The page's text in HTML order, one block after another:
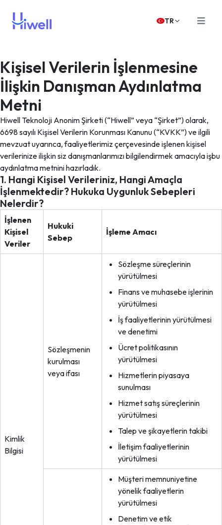
TR
Kişisel Verilerin İşlenmesine
İlişkin Danışman Aydınlatma
Metni
Hiwell Teknoloji Anonim Şirketi (“Hiwell” veya “Şirket”) olarak,
6698 sayılı Kişisel Verilerin Korunması Kanunu (“KVKK”) ve ilgili
mevzuat uyarınca, faaliyetlerimiz çerçevesinde işlenen kişisel
verilerinize ilişkin siz danışmanlarımızı bilgilendirmek amacıyla işbu
aydınlatma metnini hazırladık.
1. Hangi Kişisel Verileriniz, Hangi Amaçla
İşlenmektedir? Hukuka Uygunluk Sebepleri
Nelerdir?
İşlenen
Kişisel
Veriler
Hukuki
Sebep
İşleme Amacı
Kimlik
Bilgisi
Sözleşmenin
kurulması
veya ifası
Sözleşme süreçlerinin
yürütülmesi
Finans ve muhasebe işlerinin
yürütülmesi
İş faaliyetlerinin yürütülmesi
ve denetimi
Ücret politikasının
yürütülmesi
Hizmetlerin piyasaya
sunulması
Hizmet satış süreçlerinin
yürütülmesi
Talep ve şikayetlerin takibi
İletişim faaliyetlerinin
yürütülmesi
Müşteri memnuniyetine
yönelik faaliyetlerin
yürütülmesi
Denetim ve etik